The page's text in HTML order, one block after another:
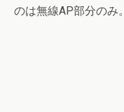
のは無線AP部分のみ。